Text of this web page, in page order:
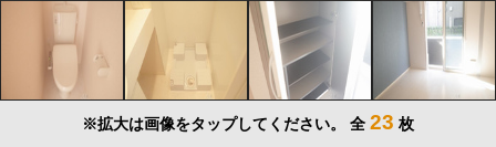
※拡大は画像をタップしてください。 全 23 枚